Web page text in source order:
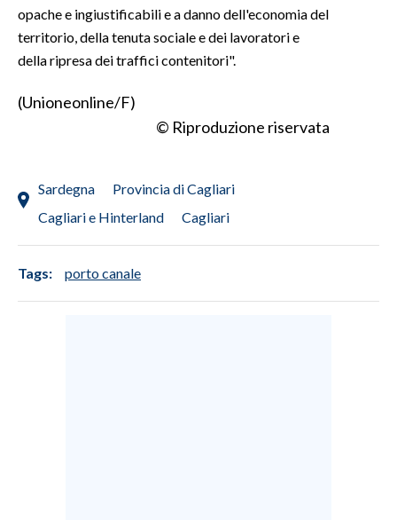
opache e ingiustificabili e a danno dell'economia del
territorio, della tenuta sociale e dei lavoratori e
della ripresa dei traffici contenitori".
(Unioneonline/F)
© Riproduzione riservata
Sardegna
Provincia di Cagliari
Cagliari e Hinterland
Cagliari
Tags: porto canale